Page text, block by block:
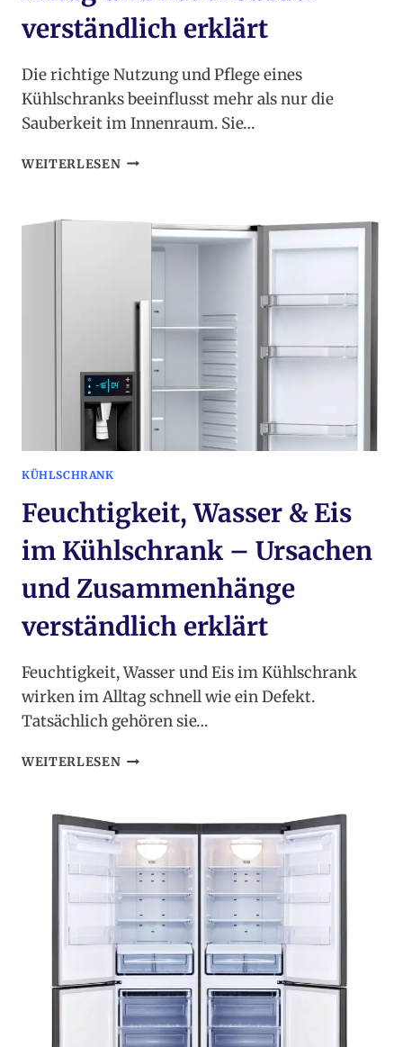
verständlich erklärt
Die richtige Nutzung und Pflege eines
Kühlschranks beeinflusst mehr als nur die
Sauberkeit im Innenraum. Sie…
WEITERLESEN NUTZUNG
KÜHLSCHRANKS
UND
LEBENSDAUER
VERSTÄNDLICH
ERKLÄRT
KÜHLSCHRANK
Feuchtigkeit, Wasser & Eis
im Kühlschrank – Ursachen
und Zusammenhänge
verständlich erklärt
Feuchtigkeit, Wasser und Eis im Kühlschrank
wirken im Alltag schnell wie ein Defekt.
Tatsächlich gehören sie…
WEITERLESEN FEUCHTIGKEIT,
IM
KÜHLSCHRANK
–
URSACHEN
ZUSAMMENHÄNGE
VERSTÄNDLICH
ERKLÄRT